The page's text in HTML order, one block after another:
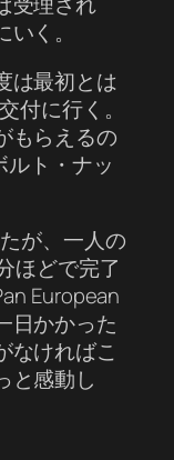
く。
は最初とは
付に行く。
もらえるの
ルト・ナッ
が、一人の
ほどで完了
European
日かかった
なければこ
と感動し